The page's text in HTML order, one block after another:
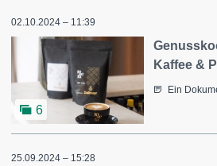
02.10.2024 – 11:39
6
Kaffee &
Ein
25.09.2024 – 15:28